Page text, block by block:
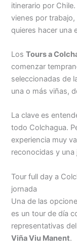
itinerario por
vienes por
quieres hacer una
LosTours a
comenzar
seleccionadas de
una o más viñas,
La clave es
todo Colchagua.
experiencia muy
reconocidas y
Tour full day a
jornada
Una de las
es un tour de día
representativas
Viña Viu Manent.